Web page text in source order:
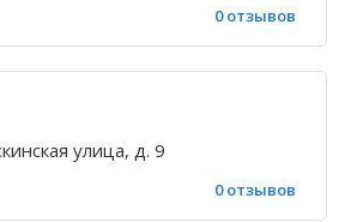
0 отзывов
улица, д. 9
0 отзывов